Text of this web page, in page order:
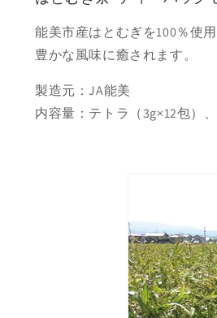
能美市産はとむぎを100％使
豊かな風味に癒されます。
製造元：JA能美
内容量： テトラ（3g×12包）